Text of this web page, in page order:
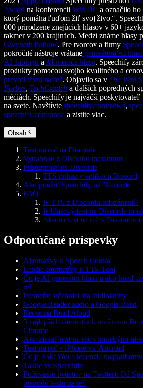
Award na konferencii WWDC a označilo
ktorý pomáha ľuďom žiť svoj život“.
000 prirodzene znejúcich hlasov v 60+
takmer v 200 krajinách. Medzi známe hlasy
Gwyneth Paltrow. Pre tvorcov a firmy
pokročilé nástroje vrátane generátora AI hlasu
AI dabingu a AI meniča hlasu. Speechify
produkty pomocou svojho kvalitného a
prevod textu na reč. Objavilo sa v The Wall
Forbes, TechCrunch a ďalších popredných
médiách. Speechify je najväčší poskytovateľ
na svete. Navštívte speechify.com/news,
speechify.com/press a zistite viac.
Obsah
Text na reč na Discorde
Vytiahnite z Discordu maximum
Prístupnosť na Discorde
TTS príkaz v aplikácii Discord
Ako použiť Speechify na Discorde
FAQ
Je TTS z Discordu odstránené?
Je hlasový text na Discorde to
Ako na text na reč v Discord
Odporúčané príspevky
Alternatívy k Speech Central
Lepšie alternatívy k TTS Tool
Čo je AI generátor hlasu a ako hneď
reč
Premeňte učebnice na audioknihy
Google Reader audio a Google Read
Recenzia Read Aloud
5 najlepších alternatív k rozšíreniu
Chrome
Ako získať text na reč s indickými
Text na reč v iPhone vs. Android
Čo je FakeYou a recenzie na platformu
Talkie vs Speechify
Počúvanie tweetov na Twitteri: Od
prevodu textu na reč